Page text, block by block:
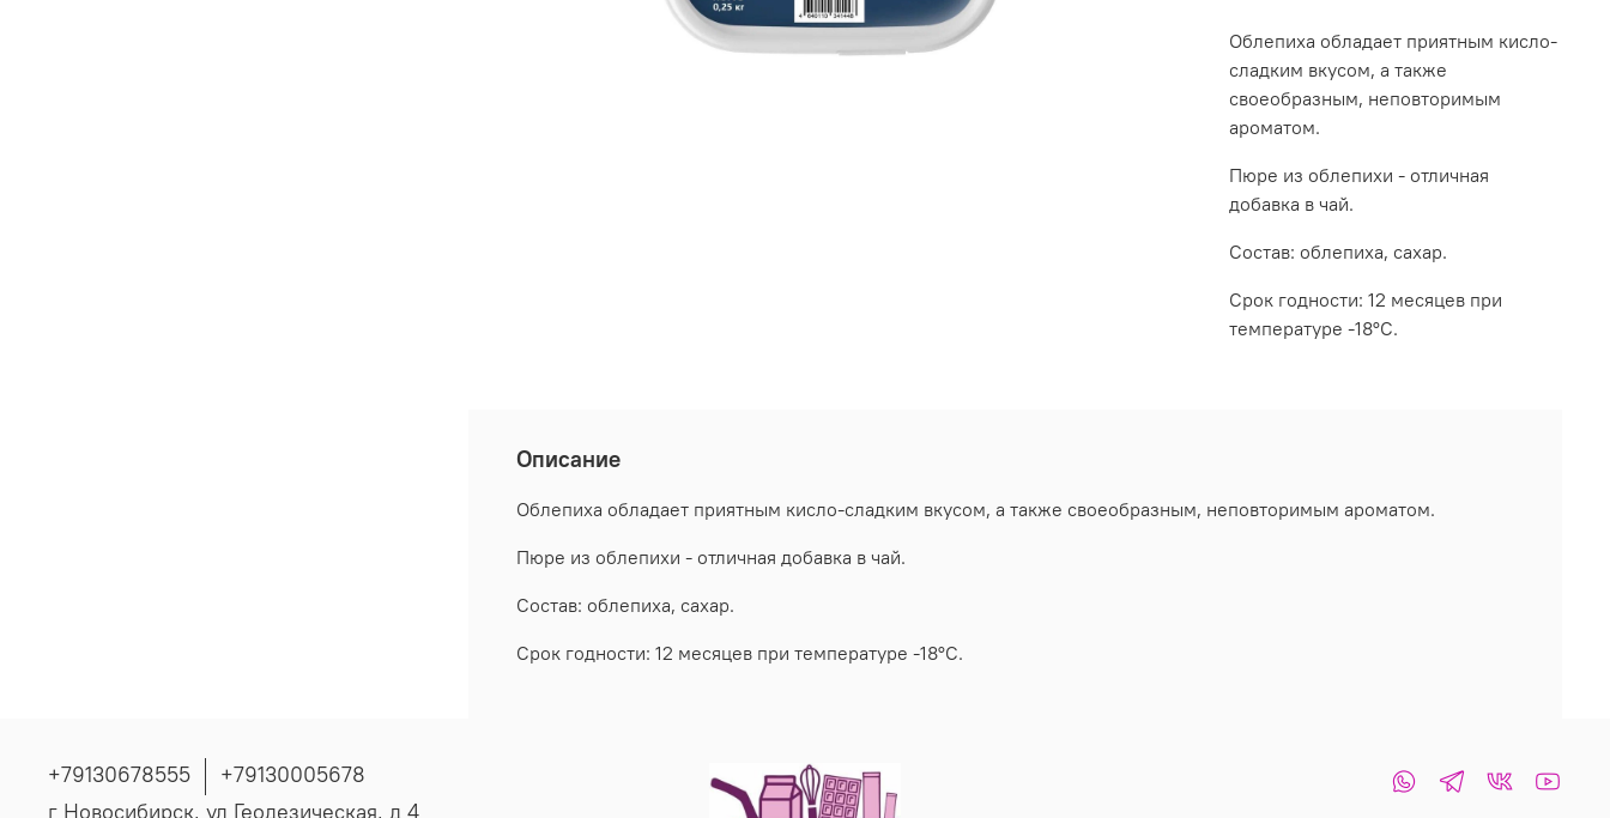
Облепиха обладает приятным кисло-
сладким вкусом, а также
своеобразным, неповторимым
ароматом.
Пюре из облепихи - отличная
добавка в чай.
Состав: облепиха, сахар.
Срок годности: 12 месяцев при
температуре -18°C.
Описание
Облепиха обладает приятным кисло-сладким вкусом, а также своеобразным, неповторимым ароматом.
Пюре из облепихи - отличная добавка в чай.
Состав: облепиха, сахар.
Срок годности: 12 месяцев при температуре -18°C.
+79130678555
+79130005678
г Новосибирск, ул Геодезическая, д 4